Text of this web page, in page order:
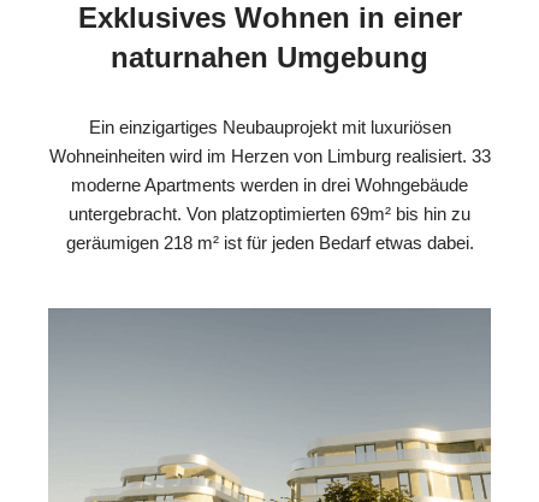
Exklusives Wohnen in einer
naturnahen Umgebung
Ein einzigartiges Neubauprojekt mit luxuriösen
Wohneinheiten wird im Herzen von Limburg realisiert. 33
moderne Apartments werden in drei Wohngebäude
untergebracht. Von platzoptimierten 69m² bis hin zu
geräumigen 218 m² ist für jeden Bedarf etwas dabei.